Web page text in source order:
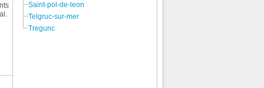
Saint-pol-de-leon
Telgruc-sur-mer
Tregunc